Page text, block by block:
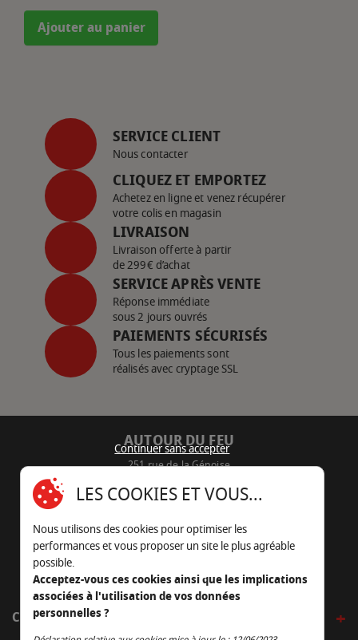
Ajouter au panier
SERVICE CLIENT
Nous contacter
CLIQUEZ ET EMPORTEZ
Achetez en ligne et venez récupérer
votre colis en magasin
LIVRAISON
Livraison offerte à partir
de 299€ d’achat
SERVICE APRÈS VENTE
Réponse immédiate
sous 2 jours ouvrés
PAIEMENTS SÉCURISÉS
Tous les paiements sont
réalisés avec cryptage SSL
AUTOUR DU FEU
251 rue de la Génoise
05 45 22 98 09
Nous envoyer un e-mail
CÔTÉ OUTDOOR
Continuer sans accepter
LES COOKIES ET VOUS...
Nous utilisons des cookies pour optimiser les
performances et vous proposer un site le plus agréable
possible.
Acceptez-vous ces cookies ainsi que les implications
associées à l'utilisation de vos données
personnelles ?